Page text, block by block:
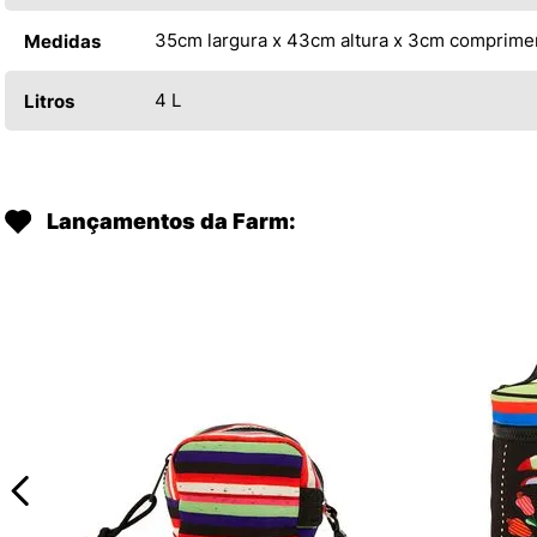
Medidas 35cm largura x 43cm altura x 3cm
Litros 4 L
Lançamentos da Farm: